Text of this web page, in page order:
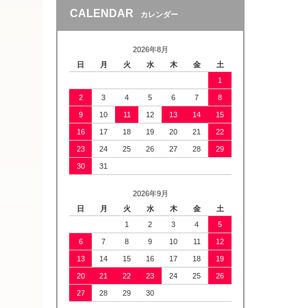
CALENDAR カレンダー
2026年8月
日
月 火 水 木 金
土
1
2 3 4 5 6 7 8
9 10 11 12 13 14 15
16 17 18 19 20 21 22
23 24 25 26 27 28 29
30 31
2026年9月
日
月 火 水 木 金
土
1
2 3 4 5
6 7 8 9 10 11 12
13 14 15 16 17 18 19
20 21 22 23 24 25 26
27 28 29 30